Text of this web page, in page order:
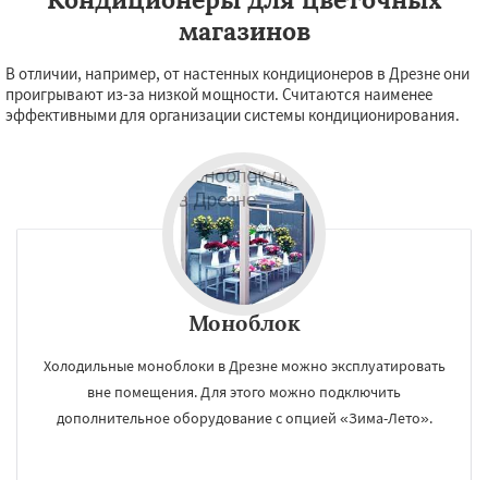
магазинов
В отличии, например, от настенных кондиционеров в Дрезне они
проигрывают из-за низкой мощности. Считаются наименее
эффективными для организации системы кондиционирования.
Моноблок
Холодильные моноблоки в Дрезне можно эксплуатировать
вне помещения. Для этого можно подключить
дополнительное оборудование с опцией «Зима-Лето».